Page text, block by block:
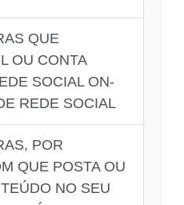
QUE
OU CONTA
SOCIAL ON-
REDE SOCIAL
POR
QUE POSTA OU
NO SEU